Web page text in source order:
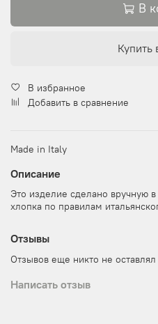
В
Купить
В избранное
Добавить в сравнение
Made in Italy
Описание
Это изделие сделано вручную
хлопка по правилам
Отзывы
Отзывов еще никто не оставлял
Написать отзыв